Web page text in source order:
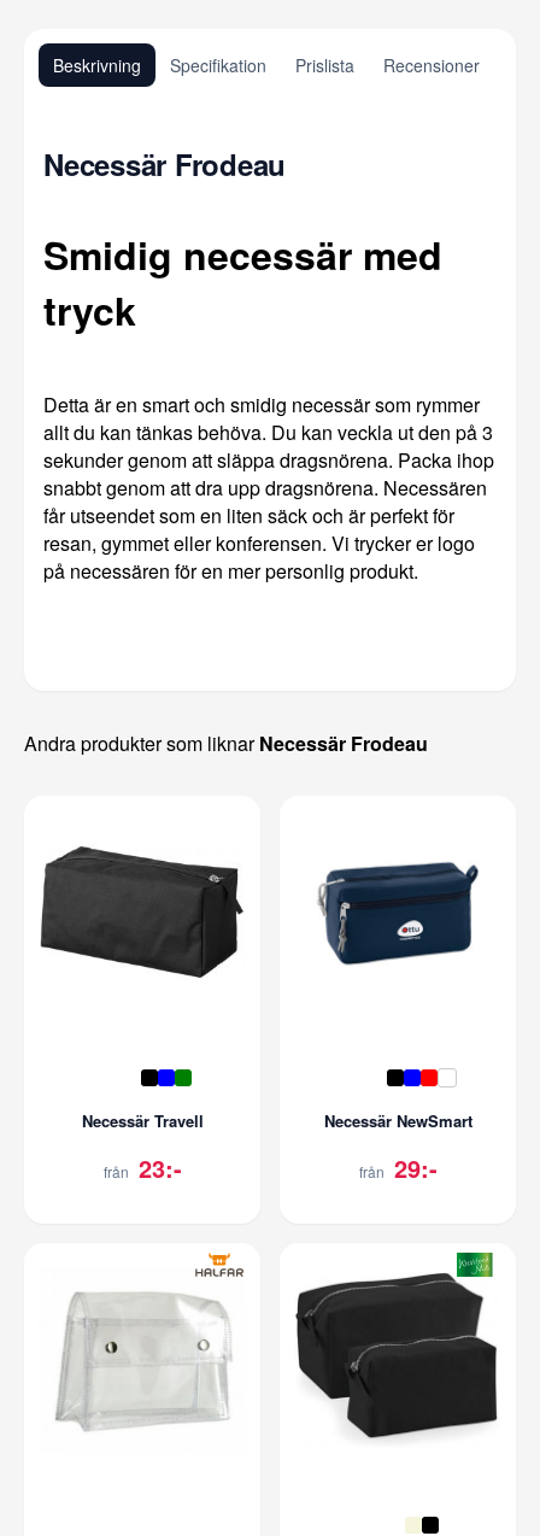
Beskrivning Specifikation Prislista Recensioner
Necessär Frodeau
Smidig necessär med
tryck
Detta är en smart och smidig necessär som rymmer
allt du kan tänkas behöva. Du kan veckla ut den på 3
sekunder genom att släppa dragsnörena. Packa ihop
snabbt genom att dra upp dragsnörena. Necessären
får utseendet som en liten säck och är perfekt för
resan, gymmet eller konferensen. Vi trycker er logo
på necessären för en mer personlig produkt.
Andra produkter som liknarNecessär Frodeau
Necessär Travell
från 23:-
Necessär NewSmart
från 29:-